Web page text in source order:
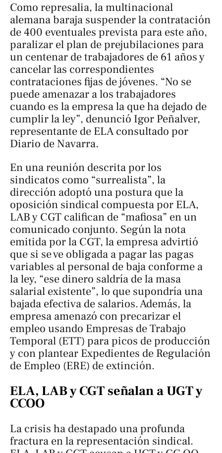
Como represalia, la multinacional
alemana baraja suspender la contratación
de 400 eventuales prevista para este año,
paralizar el plan de prejubilaciones para
un centenar de trabajadores de 61 años y
cancelar las correspondientes
contrataciones fijas de jóvenes. “No se
puede amenazar a los trabajadores
cuando es la empresa la que ha dejado de
cumplir la ley”, denunció Igor Peñalver,
representante de ELA consultado por
Diario de Navarra.
En una reunión descrita por los
sindicatos como “surrealista”, la
dirección adoptó una postura que la
oposición sindical compuesta por ELA,
LAB y CGT califican de “mafiosa” en un
comunicado conjunto. Según la nota
emitida por la CGT, la empresa advirtió
que si se ve obligada a pagar las pagas
variables al personal de baja conforme a
la ley, “ese dinero saldría de la masa
salarial existente”, lo que supondría una
bajada efectiva de salarios. Además, la
empresa amenazó con precarizar el
empleo usando Empresas de Trabajo
Temporal (ETT) para picos de producción
y con plantear Expedientes de Regulación
de Empleo (ERE) de extinción.
ELA, LAB y CGT señalan a UGT y
CCOO
La crisis ha destapado una profunda
fractura en la representación sindical.